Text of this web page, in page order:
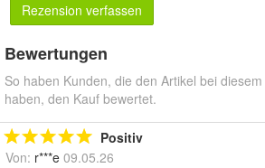
Rezension verfassen
Bewertungen
So haben Kunden, die den Artikel bei
haben, den Kauf bewertet.
Positiv
Von: r***e 09.05.26